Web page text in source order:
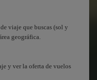
viaje que buscas (sol y
geográfica.
y ver la oferta de vuelos